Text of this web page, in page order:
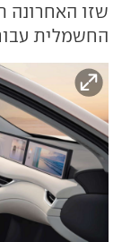
שזו האחרונה
החשמלית